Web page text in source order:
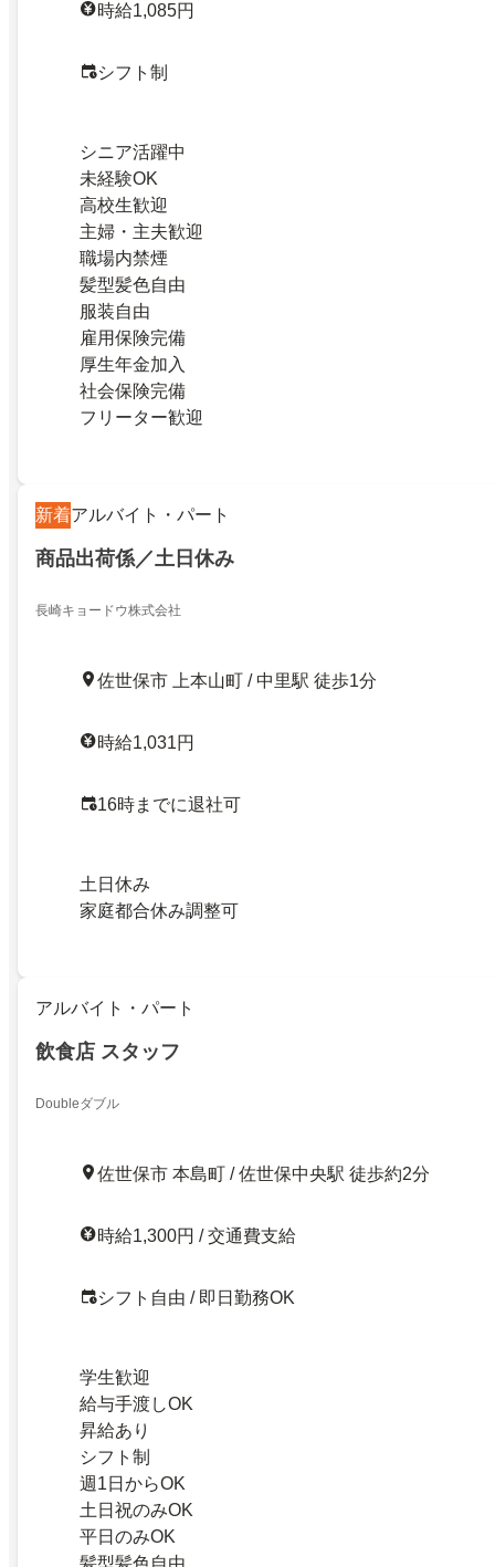
時給1,085円
シフト制
シニア活躍中
未経験OK
高校生歓迎
主婦・主夫歓迎
職場内禁煙
髪型髪色自由
服装自由
雇用保険完備
厚生年金加入
社会保険完備
フリーター歓迎
新着アルバイト・パート
商品出荷係／土日休み
長崎キョードウ株式会社
佐世保市 上本山町 / 中里駅 徒歩1分
時給1,031円
16時までに退社可
土日休み
家庭都合休み調整可
アルバイト・パート
飲食店 スタッフ
Doubleダブル
佐世保市 本島町 / 佐世保中央駅 徒歩約2分
時給1,300円 / 交通費支給
シフト自由 / 即日勤務OK
学生歓迎
給与手渡しOK
昇給あり
シフト制
週1日からOK
土日祝のみOK
平日のみOK
髪型髪色自由